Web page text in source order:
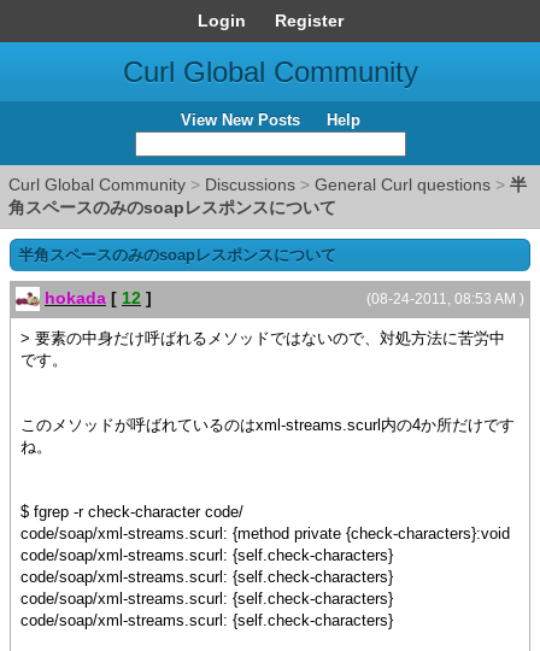
Login Register
Curl Global Community
View New Posts Help
Curl Global Community > Discussions > General Curl questions > 半
角スペースのみのsoapレスポンスについて
半角スペースのみのsoapレスポンスについて
(08-24-2011, 08:53 AM )
hokada [ 12 ]
> 要素の中身だけ呼ばれるメソッドではないので、対処方法に苦労中
です。
このメソッドが呼ばれているのはxml-streams.scurl内の4か所だけです
ね。
$ fgrep -r check-character code/
code/soap/xml-streams.scurl: {method private {check-characters}:void
code/soap/xml-streams.scurl: {self.check-characters}
code/soap/xml-streams.scurl: {self.check-characters}
code/soap/xml-streams.scurl: {self.check-characters}
code/soap/xml-streams.scurl: {self.check-characters}